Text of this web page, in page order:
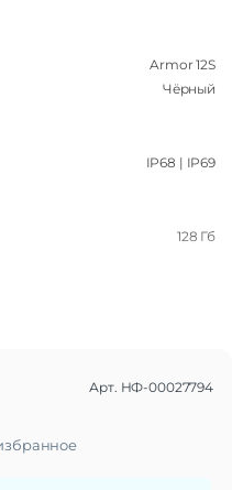
Armor 12S
Чёрный
IP68 | IP69
128 Гб
Арт. НФ-00027794